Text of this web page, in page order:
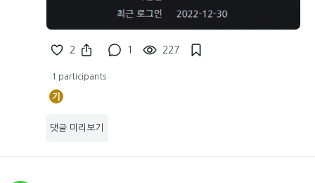
2 1 227
1 participants
기
댓글 미리보기